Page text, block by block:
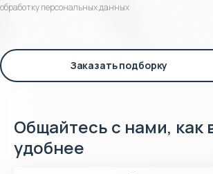
обработку персональных данных
Заказать подборку
Общайтесь с нами, как
удобнее